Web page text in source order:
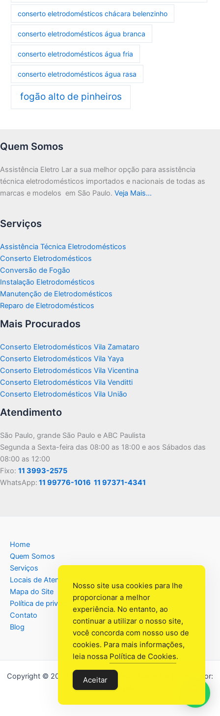
conserto eletrodomésticos chácara belenzinho
conserto eletrodomésticos água branca
conserto eletrodomésticos água fria
conserto eletrodomésticos água rasa
fogão alto de pinheiros
Quem Somos
Assistência Eletro Lar a sua melhor opção para assistência
técnica eletrodomésticos importados e nacionais de todas as
marcas e modelos em São Paulo. Veja Mais…
Serviços
Assistência Técnica Eletrodomésticos
Conserto Eletrodomésticos
Conversão de Fogão
Instalação Eletrodomésticos
Manutenção de Eletrodomésticos
Reparo de Eletrodomésticos
Mais Procurados
Conserto Eletrodomésticos Vila Zamataro
Conserto Eletrodomésticos Vila Yaya
Conserto Eletrodomésticos Vila Vicentina
Conserto Eletrodomésticos Vila Venditti
Conserto Eletrodomésticos Vila União
Atendimento
São Paulo, grande São Paulo e ABC Paulista
Segunda a Sexta-feira das 08:00 as 18:00 e aos Sábados das
08:00 as 12:00
Fixo: 11 3993-2575
WhatsApp: 11 99776-1016 11 97371-4341
Home
Quem Somos
Serviços
Locais de Atendimento
Mapa do Site
Política de privacidade
Contato
Blog
Copyright © 2026 Assistência Têcnica Eletro Lar | Criado por:
Industrial Web
Nosso site usa cookies para lhe
proporcionar a melhor
experiência. No entanto, ao
continuar a utilizar o nosso site,
você concorda com nosso uso de
cookies. Para mais informações,
leia nossa Política de Cookies.
Aceitar